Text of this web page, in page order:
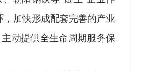
加快形成配套完善的产业
动提供全生命周期服务保